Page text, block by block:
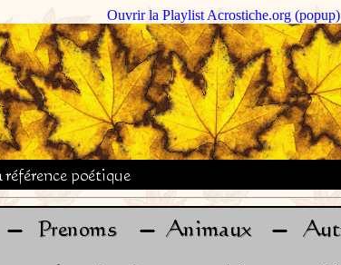
Ouvrir la Playlist Acrostiche.org (popup)